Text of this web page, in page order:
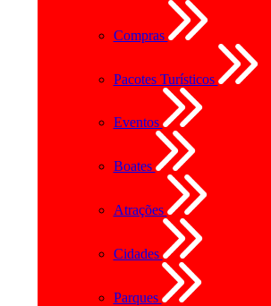
Compras
Pacotes Turísticos
Eventos
Boates
Atrações
Cidades
Parques